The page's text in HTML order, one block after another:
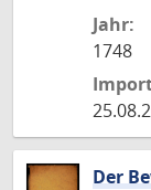
Jahr:
1748
Der